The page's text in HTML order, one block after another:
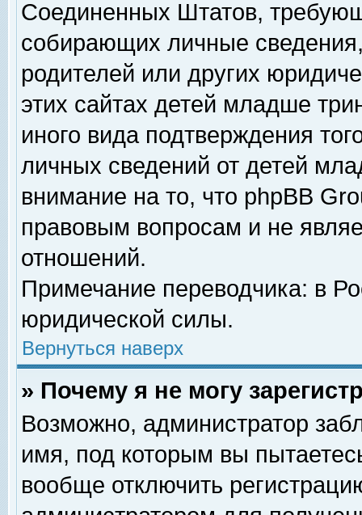
Соединенных Штатов,
собирающих личные
родителей или других
этих сайтах детей младше
иного вида подтверждения
личных сведений от детей
внимание на то, что phpBB
правовым вопросам и не
отношений.
Примечание переводчика: в
юридической силы.
Вернуться наверх
» Почему я не могу
Возможно, администратор
имя, под которым вы
вообще отключить